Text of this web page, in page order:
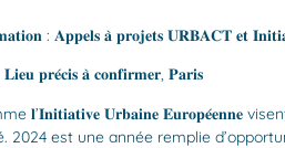
: 𝐀𝐩𝐩𝐞𝐥𝐬 𝐚̀ 𝐩𝐫𝐨𝐣𝐞𝐭𝐬 𝐔𝐑𝐁𝐀𝐂𝐓 𝐞𝐭
𝐩𝐫𝐞́𝐜𝐢𝐬 𝐚̀ 𝐜𝐨𝐧𝐟𝐢𝐫𝐦𝐞𝐫, 𝐏𝐚𝐫𝐢𝐬
𝐥’𝐈𝐧𝐢𝐭𝐢𝐚𝐭𝐢𝐯𝐞 𝐔𝐫𝐛𝐚𝐢𝐧𝐞 𝐄𝐮𝐫𝐨𝐩𝐞́𝐞𝐧𝐧𝐞
est une année remplie